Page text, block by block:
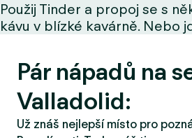
a
T
d
e
r
u
Použij Tinder a propoj se s
kávu v blízké kavárně. Nebo
Pár nápadů na
Valladolid:
Už znáš nejlepší místo pro